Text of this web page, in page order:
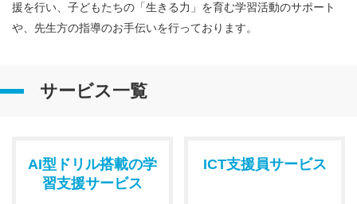
援を行い、 子どもたちの「生きる力」を育む学習活動のサポート
や、先生方の指導のお手伝いを行っております。
サービス一覧
AI型ドリル搭載の学
習支援サービス
ICT支援員サービス